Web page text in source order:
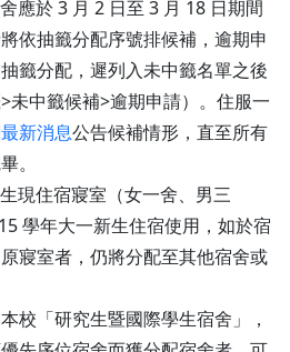
應於 3 月 2 日至 3 月 18 日期間
依抽籤分配序號排候補，逾期申
籤分配，遲列入未中籤名單之後
未中籤候補>逾期申請）。住服一
新消息公告候補情形，直至所有
。
現住宿寢室（女一舍、男三
學年大一新生住宿使用，如於宿
寢室者，仍將分配至其他宿舍或
校「研究生暨國際學生宿舍」，